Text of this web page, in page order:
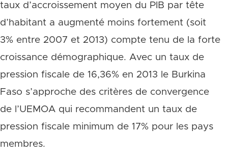
taux d’accroissement moyen du PIB par tête
d’habitant a augmenté moins fortement (soit
3% entre 2007 et 2013) compte tenu de la forte
croissance démographique. Avec un taux de
pression fiscale de 16,36% en 2013 le Burkina
Faso s’approche des critères de convergence
de l’UEMOA qui recommandent un taux de
pression fiscale minimum de 17% pour les pays
membres.